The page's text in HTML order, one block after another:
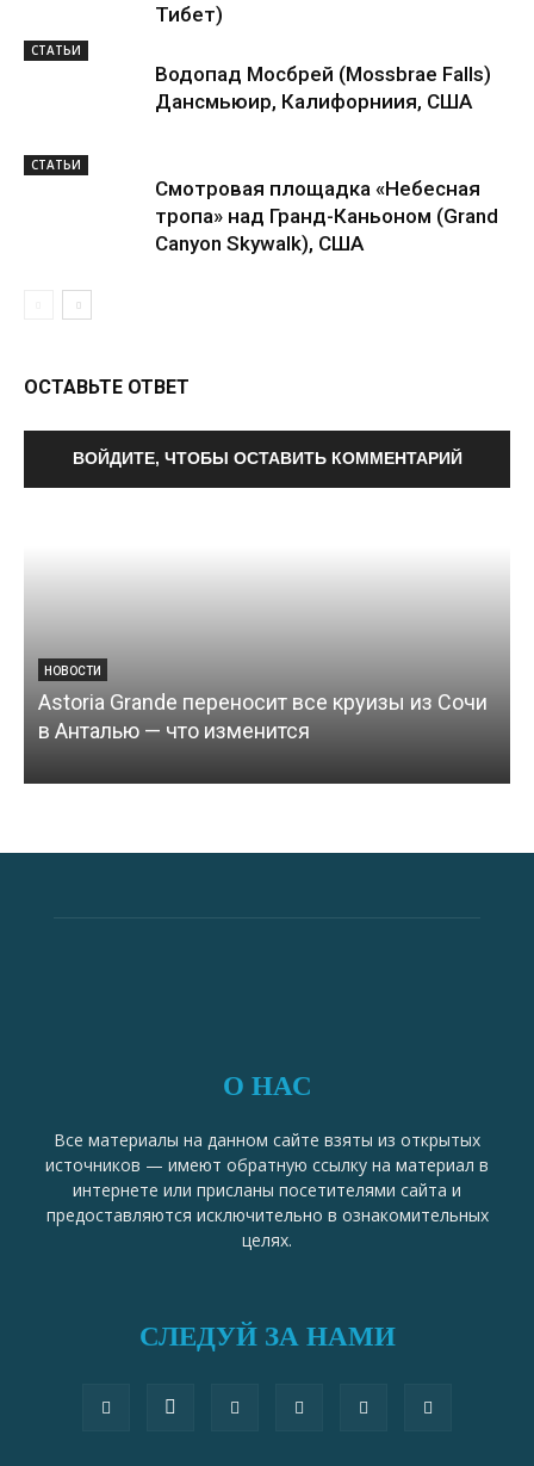
Тибет)
СТАТЬИ
Водопад Мосбрей (Mossbrae Falls)
Дансмьюир, Калифорниия, США
СТАТЬИ
Смотровая площадка «Небесная
тропа» над Гранд-Каньоном (Grand
Canyon Skywalk), США
ОСТАВЬТЕ ОТВЕТ
ВОЙДИТЕ, ЧТОБЫ ОСТАВИТЬ КОММЕНТАРИЙ
НОВОСТИ
Astoria Grande переносит все круизы из Сочи
в Анталью — что изменится
О НАС
Все материалы на данном сайте взяты из открытых
источников — имеют обратную ссылку на материал в
интернете или присланы посетителями сайта и
предоставляются исключительно в ознакомительных
целях.
СЛЕДУЙ ЗА НАМИ